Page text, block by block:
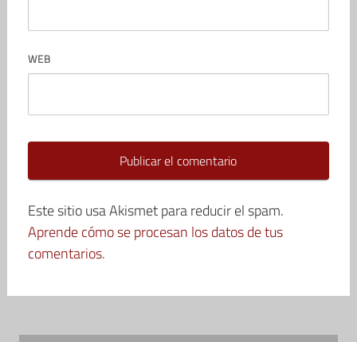
WEB
Este sitio usa Akismet para reducir el spam.
Aprende cómo se procesan los datos de tus
comentarios.